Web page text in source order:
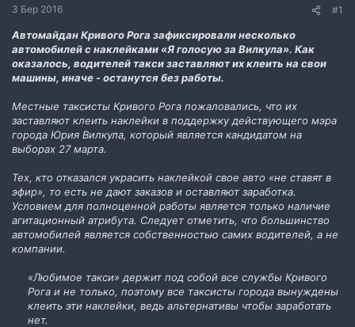
н
3 Бер 2016 #1
Автомайдан Кривого Рога зафиксировали несколько
автомобилей с наклейками «Я голосую за Вилкула». Как
оказалось, водителей такси заставляют их клеить на свои
машины, иначе - останутся без работы.
Местные таксисты Кривого Рога пожаловались, что их
заставляют клеить наклейки в поддержку действующего мэра
города Юрия Вилкула, который является кандидатом на
выборах 27 марта.
Тех, кто отказался украсить наклейкой свое авто «не ставят в
эфир», то есть не дают заказов и оставляют заработка.
Условием для полноценной работы является только наличие
агитационный атрибута. Следует отметить, что большинство
автомобилей является собственностью самих водителей, а не
компании.
«Любимое такси» держит под собой все службы Кривого
Рога и не только, поэтому все таксисты города вынуждены
клеить эти наклейки, ведь альтернативы чтобы заработать
нет.